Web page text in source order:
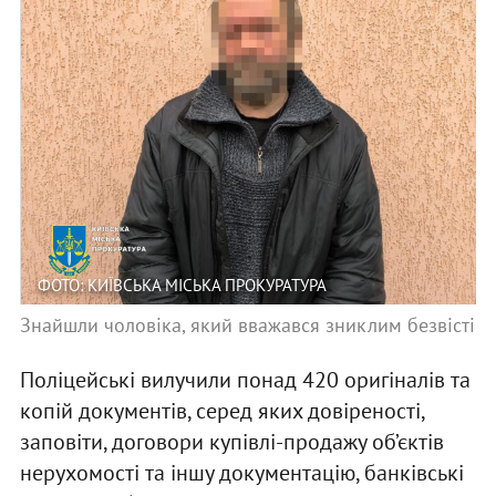
ФОТО: КИЇВСЬКА МІСЬКА ПРОКУРАТУРА
Знайшли чоловіка, який вважався зниклим безвісті
Поліцейські вилучили понад 420 оригіналів та
копій документів, серед яких довіреності,
заповіти, договори купівлі-продажу об’єктів
нерухомості та іншу документацію, банківські